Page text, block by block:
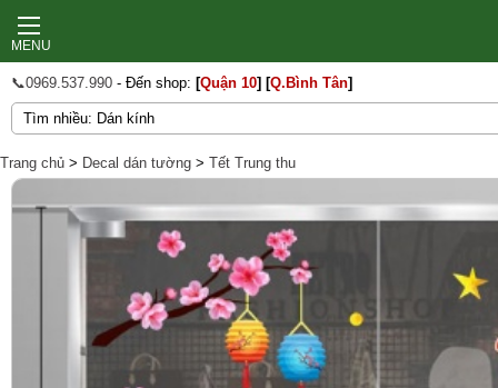
MENU
📞0969.537.990 - Đến shop: [Quận 10] [Q.Bình Tân]
Trang chủ > Decal dán tường > Tết Trung thu